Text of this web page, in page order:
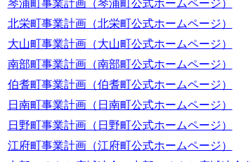
琴浦町事業計画（琴浦町公式ホームページ）
北栄町事業計画（北栄町公式ホームページ）
大山町事業計画（大山町公式ホームページ）
南部町事業計画（南部町公式ホームページ）
伯耆町事業計画（伯耆町公式ホームページ）
日南町事業計画（日南町公式ホームページ）
日野町事業計画（日野町公式ホームページ）
江府町事業計画（江府町公式ホームページ）